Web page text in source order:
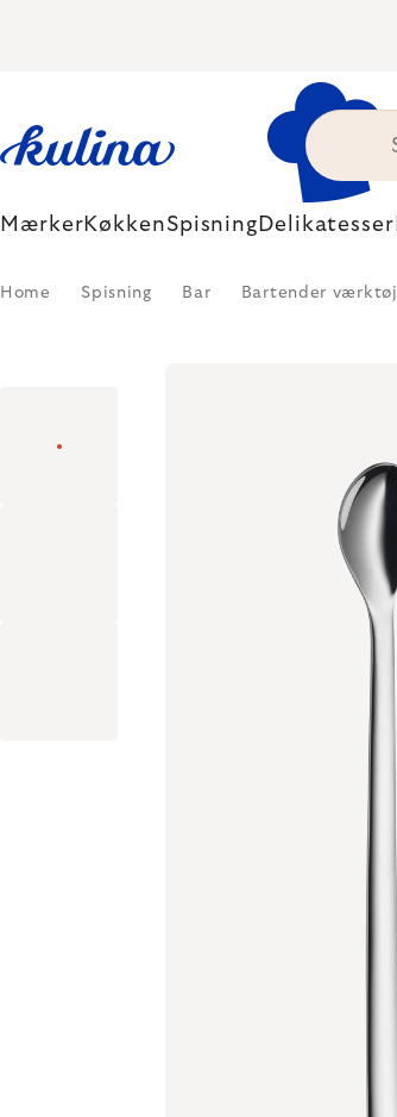
MærkerKøkkenSpisning Delikatesser
Home Spisning Bar Bartender værktøj